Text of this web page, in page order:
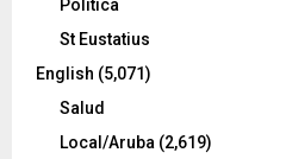
Política
St Eustatius
English (5,071)
Salud
Local/Aruba (2,619)